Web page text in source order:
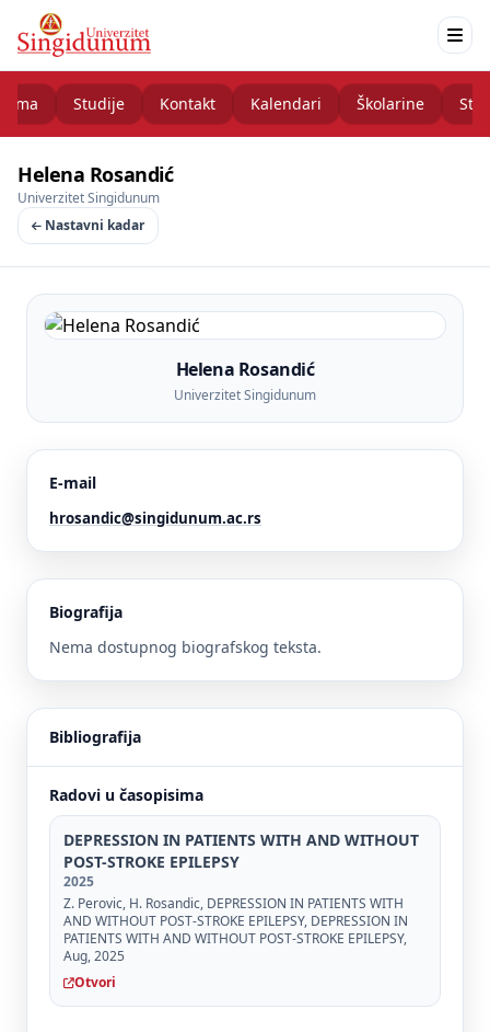
Studije Kontakt Kalendari Školarine
Helena Rosandić
Univerzitet Singidunum
Nastavni kadar
Helena Rosandić
Univerzitet Singidunum
E-mail
hrosandic@singidunum.ac.rs
Biografija
Nema dostupnog biografskog teksta.
Bibliografija
Radovi u časopisima
DEPRESSION IN PATIENTS WITH AND WITHOUT
POST-STROKE EPILEPSY
2025
Z. Perovic, H. Rosandic, DEPRESSION IN PATIENTS WITH
AND WITHOUT POST-STROKE EPILEPSY, DEPRESSION IN
PATIENTS WITH AND WITHOUT POST-STROKE EPILEPSY,
Aug, 2025
Otvori